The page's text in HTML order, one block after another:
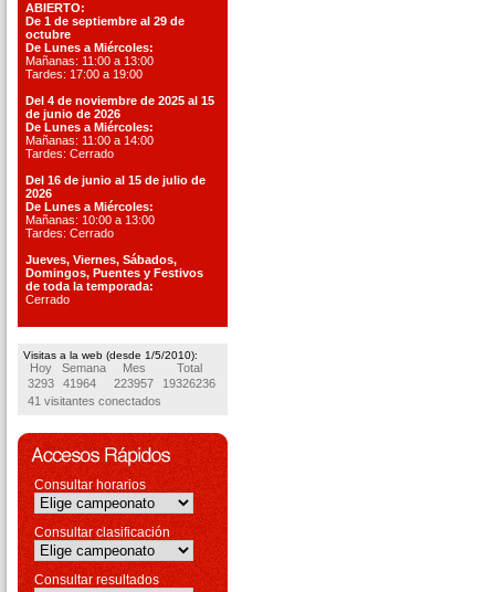
ABIERTO:
De 1 de septiembre al 29 de
octubre
De Lunes a Miércoles:
Mañanas: 11:00 a 13:00
Tardes: 17:00 a 19:00
Del 4 de noviembre de 2025 al 15
de junio de 2026
De Lunes a Miércoles:
Mañanas: 11:00 a 14:00
Tardes: Cerrado
Del 16 de junio al 15 de julio de
2026
De Lunes a Miércoles:
Mañanas: 10:00 a 13:00
Tardes: Cerrado
Jueves, Viernes, Sábados,
Domingos, Puentes y Festivos
de toda la temporada:
Cerrado
Visitas a la web (desde 1/5/2010):
Hoy Semana Mes
Total
3293
41964 223957
19326236
41 visitantes conectados
Consultar horarios
Consultar clasificación
Consultar resultados